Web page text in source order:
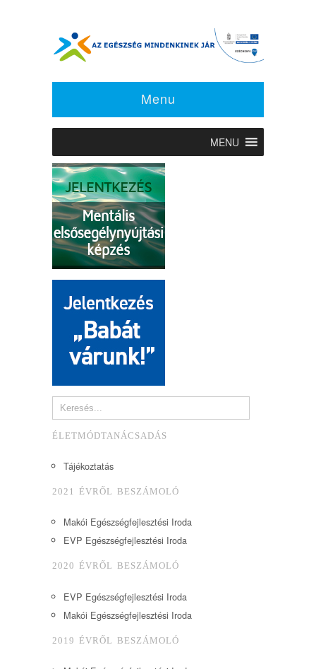
Menu
MENU
ÉLETMÓDTANÁCSADÁS
Tájékoztatás
2021 ÉVRŐL BESZÁMOLÓ
Makói Egészségfejlesztési Iroda
EVP Egészségfejlesztési Iroda
2020 ÉVRŐL BESZÁMOLÓ
EVP Egészségfejlesztési Iroda
Makói Egészségfejlesztési Iroda
2019 ÉVRŐL BESZÁMOLÓ